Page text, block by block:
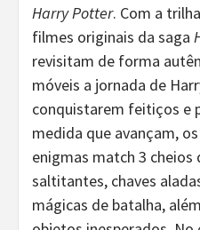
Harry Potter. Com a
filmes originais da saga
revisitam de forma
móveis a jornada de
conquistarem feitiços e
medida que avançam,
enigmas match 3
saltitantes, chaves
mágicas de batalha,